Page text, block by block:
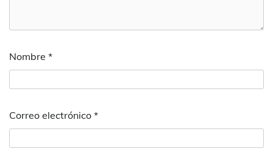
Nombre *
Correo electrónico *